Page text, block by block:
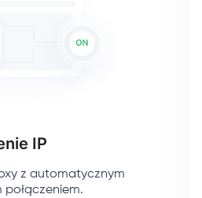
IP
z automatycznym
połączeniem.